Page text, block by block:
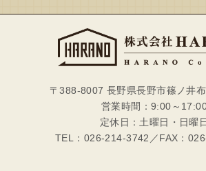
〒388-8007 長野県長野市篠ノ井
営業時間：9:00～
定休日：土曜日・日曜
TEL：026-214-3742／FAX：